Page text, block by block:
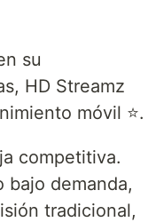
su
HD Streamz
móvil ⭐.
competitiva.
bajo demanda,
tradicional,